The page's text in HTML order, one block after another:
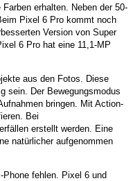
erhalten. Neben der 50-
Pixel 6 Pro kommt noch
Version von Super
6 Pro hat eine 11,1-MP
aus den Fotos. Diese
sein. Der Bewegungsmodus
bringen. Mit Action-
Bei
erstellt werden. Eine
natürlicher aufgenommen
fehlen. Pixel 6 und